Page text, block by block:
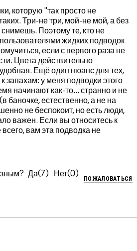
которую "так просто не
Три-не три, мой-не мой, а без
Поэтому те, кто не
жидких подводок
если с первого раза не
Цвета действительно
Ещё один нюанс для тех,
запахам: у меня подводки этого
начинают как-то... странно и не
баночке, естественно, а не на
не беспокоит, но есть люди,
важен. Если вы относитесь к
вам эта подводка не
7 0
ПОЖАЛОВАТЬСЯ